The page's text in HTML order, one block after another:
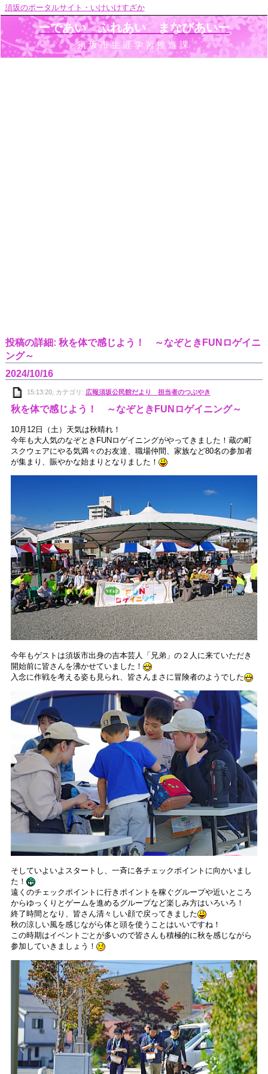
須坂のポータルサイト・いけいけすざか
ーであい ふれあい まなびあいー
須坂市生涯学習推進課
投稿の詳細: 秋を体で感じよう！ ～なぞときFUNロゲイニ
ング～
2024/10/16
15:13:20, カテゴリ: 広報須坂公民館だより 担当者のつぶやき
秋を体で感じよう！ ～なぞときFUNロゲイニング～
10月12日（土）天気は秋晴れ！
今年も大人気のなぞときFUNロゲイニングがやってきました！蔵の町
スクウェアにやる気満々のお友達、職場仲間、家族など80名の参加者
が集まり、賑やかな始まりとなりました！
今年もゲストは須坂市出身の吉本芸人「兄弟」の２人に来ていただき
開始前に皆さんを沸かせていました！
入念に作戦を考える姿も見られ、皆さんまさに冒険者のようでした
そしていよいよスタートし、一斉に各チェックポイントに向かいまし
た！
遠くのチェックポイントに行きポイントを稼ぐグループや近いところ
からゆっくりとゲームを進めるグループなど楽しみ方はいろいろ！
終了時間となり、皆さん清々しい顔で戻ってきました
秋の涼しい風を感じながら体と頭を使うことはいいですね！
この時期はイベントごとが多いので皆さんも積極的に秋を感じながら
参加していきましょう！